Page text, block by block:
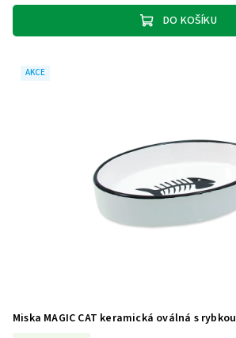
DO KOŠÍKU
AKCE
Miska MAGIC CAT keramická oválná s rybkou